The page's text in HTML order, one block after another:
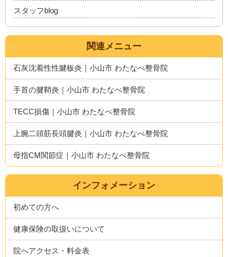
スタッフblog
関連メニュー
石灰沈着性性腱板炎｜小山市 わたなべ整骨院
手首の腱鞘炎｜小山市 わたなべ整骨院
TECC損傷｜小山市 わたなべ整骨院
上腕二頭筋長頭腱炎｜小山市 わたなべ整骨院
母指CM関節症｜小山市 わたなべ整骨院
インフォメーション
初めての方へ
健康保険の取扱いについて
院へアクセス・料金表